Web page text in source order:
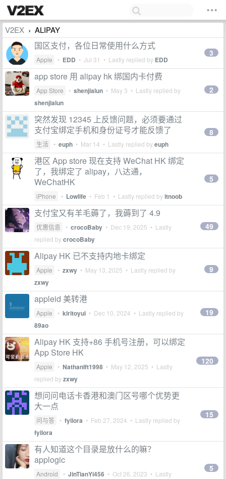
V2EX › ALIPAY
国区支付，各位日常使用什么方式
Apple • EDD • Jul 31 • Lastly replied by EDD
3
app store 用 alipay hk 绑国内卡付费
App Store • shenjialun • May 3 • Lastly replied by
shenjialun
2
突然发现 12345 上反馈问题，必须要通过
支付宝绑定手机和身份证号才能反馈了
生活 • euph • Mar 14 • Lastly replied byeuph
8
港区 App store 现在支持 WeChat HK 绑定
了，我绑定了 alipay，八达通，
WeChatHK
iPhone • Lowlife • Feb 1 • Lastly replied byitnoob
5
支付宝又有羊毛薅了，我薅到了 4.9
优惠信息 • crocoBaby • Dec 19, 2025 • Lastly
replied bycrocoBaby
49
Alipay HK 已不支持内地卡绑定
Apple • zxwy • May 13, 2025 • Lastly replied by
zxwy
9
appleid 美转港
Apple • kiritoyui • Dec 10, 2024 • Lastly replied by
89ao
19
Alipay HK 支持+86 手机号注册，可以绑定
App Store HK
Apple • NathanIft1998 • May 12, 2025 • Lastly
replied byzxwy
120
想问问电话卡香港和澳门区号哪个优势更
大一点
问与答 • fyilora • Feb 27, 2024 • Lastly replied by
fyilora
15
有人知道这个目录是放什么的嘛？
applogic
Android • JinTianYi456 • Oct 26, 2023 • Lastly
5